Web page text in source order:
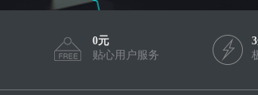
0元
贴心用户服务